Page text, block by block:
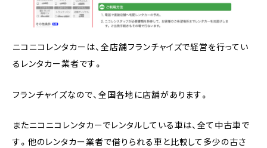
ニコニコレンタカーは、全店舗フランチャイズで経営を行ってい
るレンタカー業者です。
フランチャイズなので、全国各地に店舗があります。
またニコニコレンタカーでレンタルしている車は、全て中古車で
す。他のレンタカー業者で借りられる車と比較して多少の古さ